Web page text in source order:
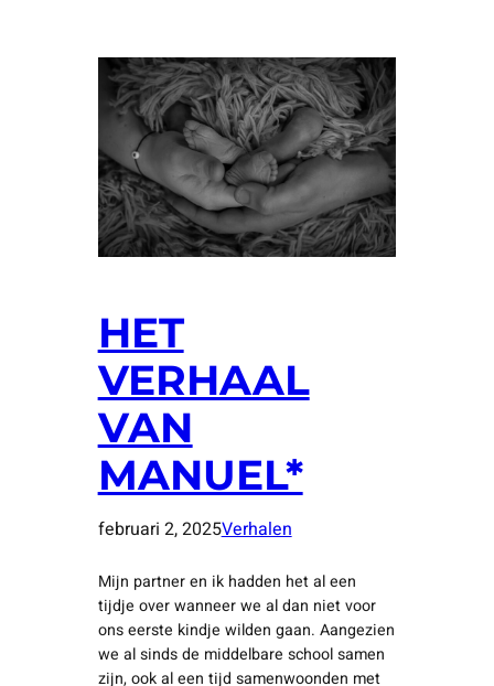
HET
VERHAAL
VAN
MANUEL*
februari 2, 2025Verhalen
Mijn partner en ik hadden het al een
tijdje over wanneer we al dan niet voor
ons eerste kindje wilden gaan. Aangezien
we al sinds de middelbare school samen
zijn, ook al een tijd samenwoonden met